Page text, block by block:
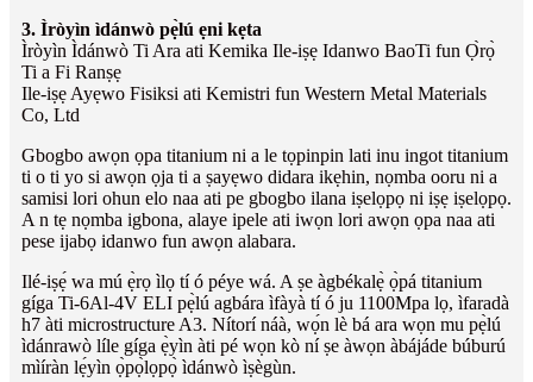
3. Ìròyìn ìdánwò pẹ̀lú ẹni kẹta
Ìròyìn Ìdánwò Ti Ara ati Kemika Ile-iṣẹ Idanwo BaoTi fun Ọ̀rọ̀
Ti a Fi Ranṣẹ
Ile-iṣẹ Ayẹwo Fisiksi ati Kemistri fun Western Metal Materials
Co, Ltd
Gbogbo awọn ọpa titanium ni a le tọpinpin lati inu ingot titanium
ti o ti yo si awọn ọja ti a ṣayẹwo didara ikẹhin, nọmba ooru ni a
samisi lori ohun elo naa ati pe gbogbo ilana iṣelọpọ ni iṣẹ iṣelọpọ.
A n tẹ nọmba igbona, alaye ipele ati iwọn lori awọn ọpa naa ati
pese ijabọ idanwo fun awọn alabara.
Ilé-iṣẹ́ wa mú ẹ̀rọ ìlọ tí ó péye wá. A ṣe àgbékalẹ̀ ọ̀pá titanium
gíga Ti-6Al-4V ELI pẹ̀lú agbára ìfàyà tí ó ju 1100Mpa lọ, ìfaradà
h7 àti microstructure A3. Nítorí náà, wọ́n lè bá ara wọn mu pẹ̀lú
ìdánrawò líle gíga ẹ̀yìn àti pé wọn kò ní ṣe àwọn àbájáde búburú
mìíràn lẹ́yìn ọ̀pọ̀lọpọ̀ ìdánwò ìṣègùn.